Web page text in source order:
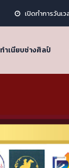
เปิดทำการวันเ
ทำเนียบช่างศิลป์